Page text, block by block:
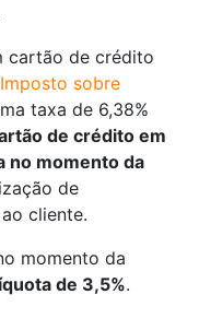
cartão de crédito
Imposto sobre
taxa de 6,38%
de crédito em
no momento da
de
cliente.
momento da
de 3,5%.